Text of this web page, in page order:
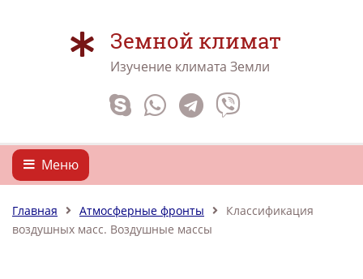
Земной климат
Изучение климата Земли
Меню
Главная Атмосферные фронты
Классификация
воздушных масс. Воздушные массы